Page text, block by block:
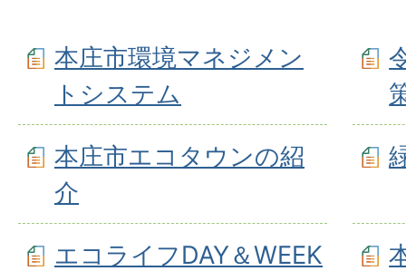
本庄市環境マネジメン
トシステム
本庄市エコタウンの紹
介
エコライフDAY＆WEEK